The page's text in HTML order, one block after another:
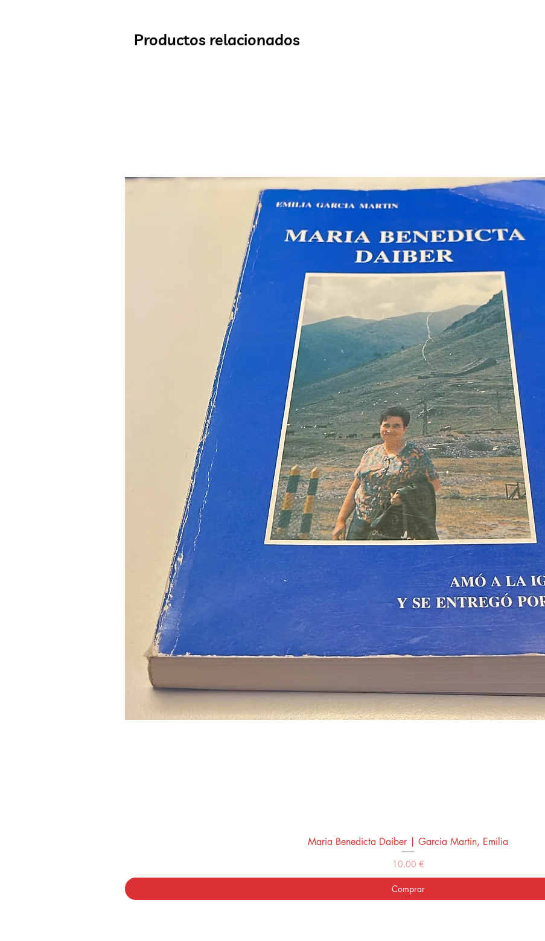
Productos relacionados
Vista rápida
Maria Benedicta Daiber | Garcia Martin, Emilia
Precio
10,00 €
Comprar